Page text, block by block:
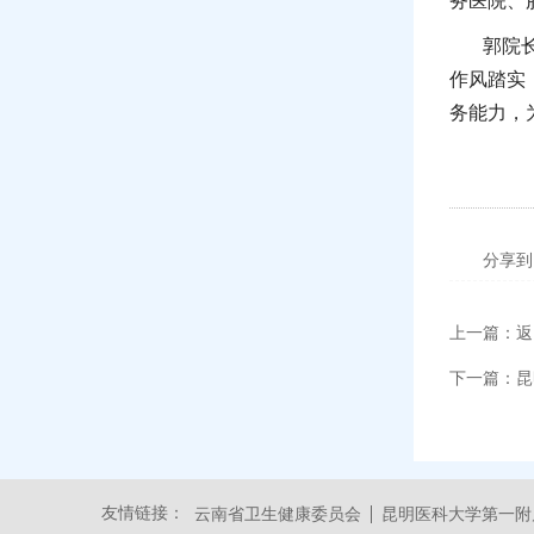
郭院
作风踏实
务能力，
分享
上一篇：
下一篇：
友情链接： 云南省卫生健康委员会 昆明医科大学第一